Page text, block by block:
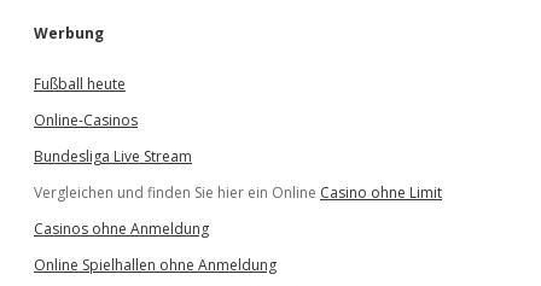
Werbung
Fußball heute
Online-Casinos
Bundesliga Live Stream
Vergleichen und finden Sie hier ein Online Casino ohne Limit
Casinos ohne Anmeldung
Online Spielhallen ohne Anmeldung